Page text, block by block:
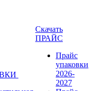
Скачать
ПРАЙС
Прайс
упаковки
2026-
2027